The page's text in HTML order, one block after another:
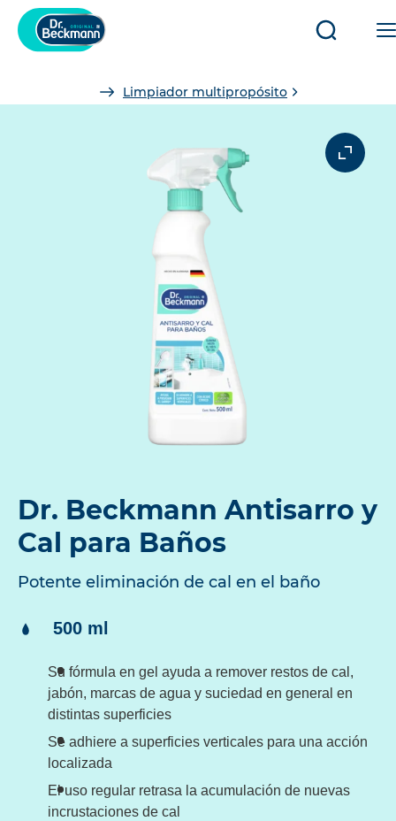
Abrir/
Limpiador multipropósito
Dr. Beckmann Antisarro y
Cal para Baños
Potente eliminación de cal en el baño
Contenido:
500 ml
Su fórmula en gel ayuda a remover restos de cal,
jabón, marcas de agua y suciedad en general en
distintas superficies
Se adhiere a superficies verticales para una acción
localizada
El uso regular retrasa la acumulación de nuevas
incrustaciones de cal